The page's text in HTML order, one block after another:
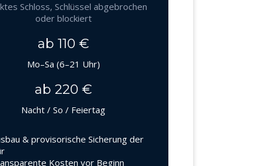
Schloss, Schlüssel abgebrochen
oder blockiert
ab 110 €
Mo–Sa (6–21 Uhr)
ab 220 €
Nacht / So / Feiertag
& provisorische Sicherung der
Kosten vor Beginn